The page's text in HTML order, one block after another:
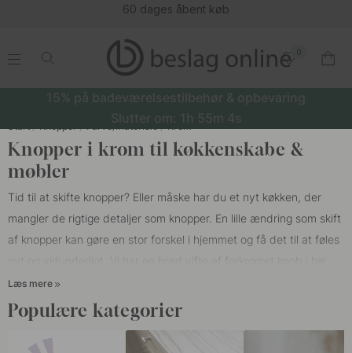
.
0
.
15% på badeværelsestilbehør & opbevaring
Slutter om: 1h 55m 3s
Start Knopper Farve/Materiale Krom
Knopper i krom til køkkenskabe &
møbler
Tid til at skifte knopper? Eller måske har du et nyt køkken, der
mangler de rigtige detaljer som knopper. En lille ændring som skift
af knopper kan gøre en stor forskel i hjemmet og få det til at føles
kvalitet fra det velkendte mærke Beslag Design. Vores
forkromede knopper fås i forskellige materialer og design som
runde, ovale og firkantede former. Vores knopper fås også i
samme serie og stil som voresgreb i krom
Læs mere
Populære kategorier